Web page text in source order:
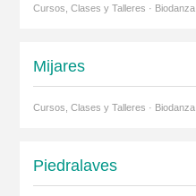
Cursos, Clases y Talleres · Biodanza
Mijares
Cursos, Clases y Talleres · Biodanza
Piedralaves